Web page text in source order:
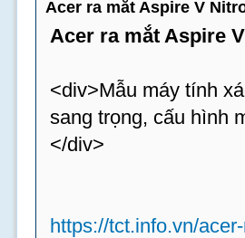
Acer ra mắt Aspire V
Acer ra mắt Aspire
<div>Mẫu máy tính
sang trọng, cấu hình
</div>
https://tct.info.vn/